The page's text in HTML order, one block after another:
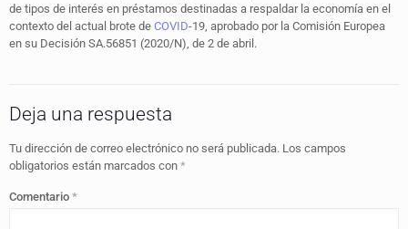
de tipos de interés en préstamos destinadas a respaldar la economía en el
contexto del actual brote de COVID-19, aprobado por la Comisión Europea
en su Decisión SA.56851 (2020/N), de 2 de abril.
Deja una respuesta
Tu dirección de correo electrónico no será publicada. Los campos
obligatorios están marcados con *
Comentario *